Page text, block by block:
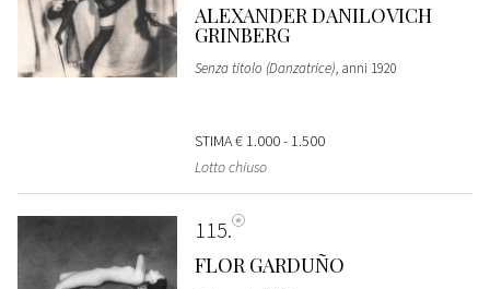
ALEXANDER DANILOVICH
GRINBERG
Senza titolo (Danzatrice), anni 1920
STIMA€ 1.000 - 1.500
Lotto chiuso
115
FLOR GARDUÑO